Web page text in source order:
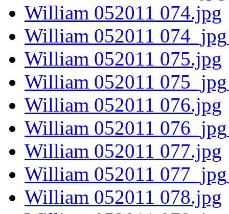
William 052011 074.jpg
William 052011
William 052011 075.jpg
William 052011
William 052011 076.jpg
William 052011
William 052011 077.jpg
William 052011
William 052011 078.jpg